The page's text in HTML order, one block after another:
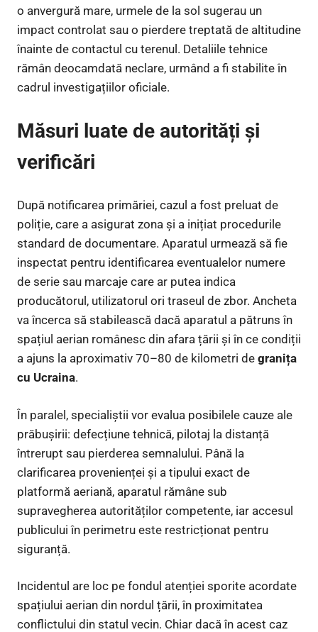
o anvergură mare, urmele de la sol sugerau un
impact controlat sau o pierdere treptată de altitudine
înainte de contactul cu terenul. Detaliile tehnice
rămân deocamdată neclare, urmând a fi stabilite în
cadrul investigațiilor oficiale.
Măsuri luate de autorități și
verificări
După notificarea primăriei, cazul a fost preluat de
poliție, care a asigurat zona și a inițiat procedurile
standard de documentare. Aparatul urmează să fie
inspectat pentru identificarea eventualelor numere
de serie sau marcaje care ar putea indica
producătorul, utilizatorul ori traseul de zbor. Ancheta
va încerca să stabilească dacă aparatul a pătruns în
spațiul aerian românesc din afara țării și în ce condiții
a ajuns la aproximativ 70–80 de kilometri de granița
cu Ucraina.
În paralel, specialiștii vor evalua posibilele cauze ale
prăbușirii: defecțiune tehnică, pilotaj la distanță
întrerupt sau pierderea semnalului. Până la
clarificarea provenienței și a tipului exact de
platformă aeriană, aparatul rămâne sub
supravegherea autorităților competente, iar accesul
publicului în perimetru este restricționat pentru
siguranță.
Incidentul are loc pe fondul atenției sporite acordate
spațiului aerian din nordul țării, în proximitatea
conflictului din statul vecin. Chiar dacă în acest caz